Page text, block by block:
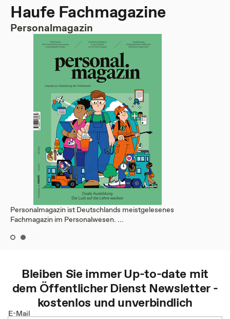
Haufe Fachmagazine
Personalmagazin
Personalmagazin ist Deutschlands meistgelesenes
Fachmagazin im Personalwesen. ...
Bleiben Sie immer Up-to-date mit
dem Öffentlicher Dienst Newsletter -
kostenlos und unverbindlich
E-Mail